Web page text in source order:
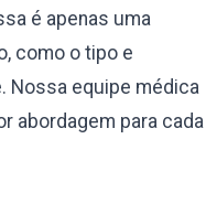
é apenas uma
como o tipo e
Nossa equipe médica
abordagem para cada